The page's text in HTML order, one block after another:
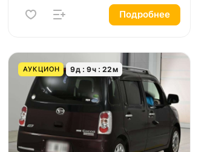
Подробнее
АУКЦИОН 9д 9ч 22м